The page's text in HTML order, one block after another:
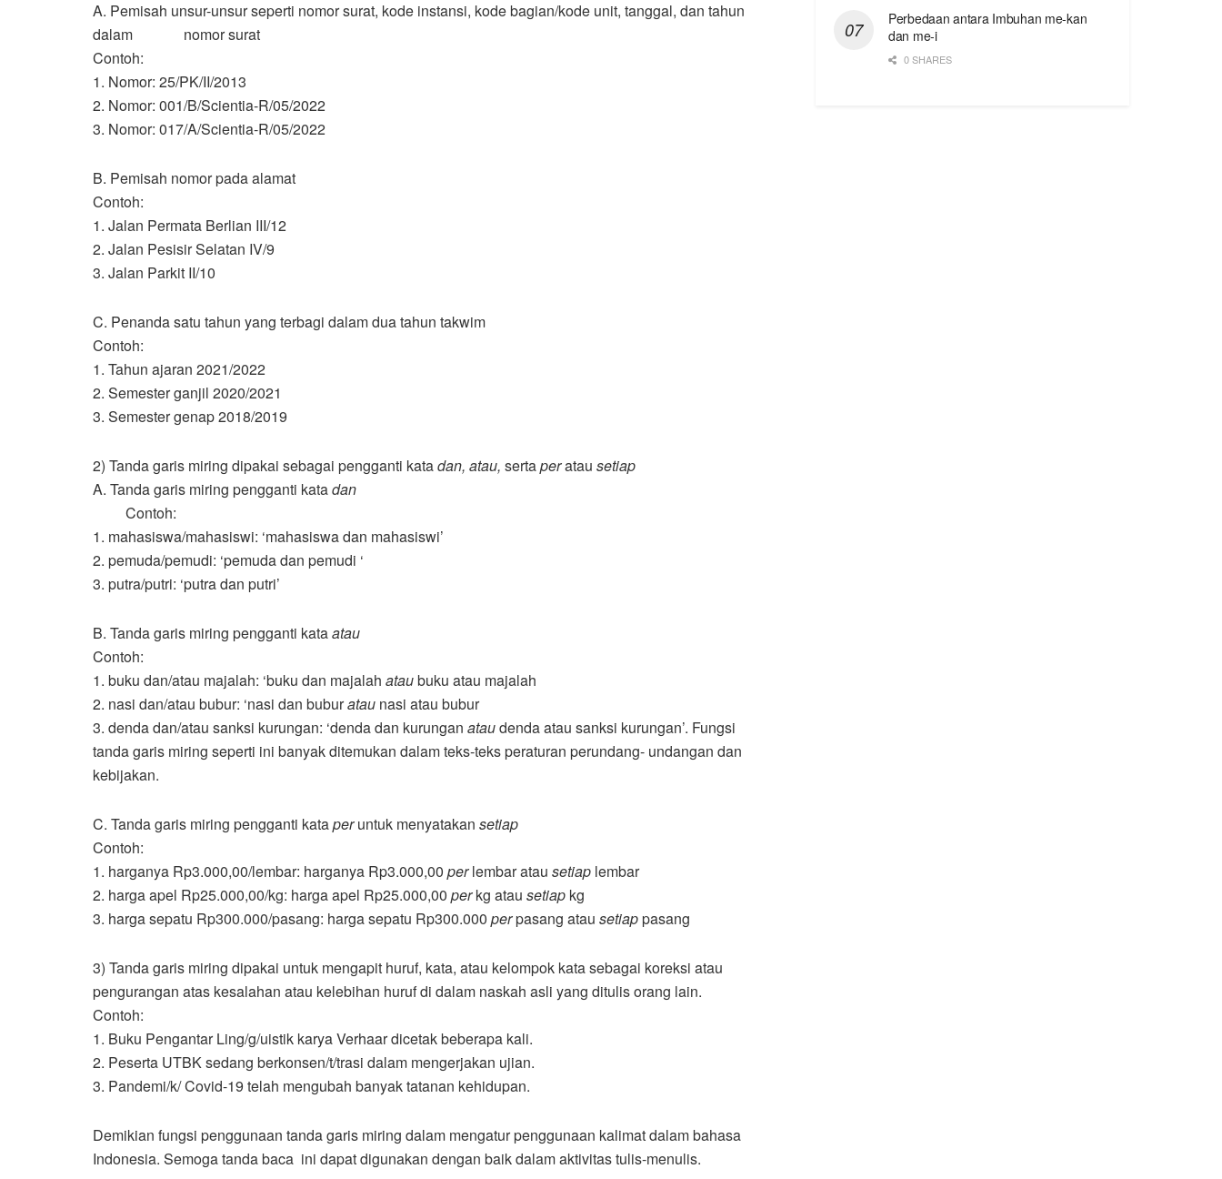
A. Pemisah unsur-unsur seperti nomor surat, kode instansi, kode bagian/kode unit, tanggal, dan tahun
dalam nomor surat
Contoh:
1. Nomor: 25/PK/II/2013
2. Nomor: 001/B/Scientia-R/05/2022
3. Nomor: 017/A/Scientia-R/05/2022
B. Pemisah nomor pada alamat
Contoh:
1. Jalan Permata Berlian III/12
2. Jalan Pesisir Selatan IV/9
3. Jalan Parkit II/10
C. Penanda satu tahun yang terbagi dalam dua tahun takwim
Contoh:
1. Tahun ajaran 2021/2022
2. Semester ganjil 2020/2021
3. Semester genap 2018/2019
2) Tanda garis miring dipakai sebagai pengganti katadan, atau, sertaperatau setiap
A. Tanda garis miring pengganti katadan
Contoh:
1. mahasiswa/mahasiswi: ‘mahasiswa dan mahasiswi’
2. pemuda/pemudi: ‘pemuda dan pemudi ‘
3. putra/putri: ‘putra dan putri’
B. Tanda garis miring pengganti kataatau
Contoh:
1. buku dan/atau majalah: ‘buku dan majalah ataubuku atau majalah
2. nasi dan/atau bubur: ‘nasi dan buburatau nasi atau bubur
3. denda dan/atau sanksi kurungan: ‘denda dan kurungan ataudenda atau sanksi kurungan’. Fungsi
tanda garis miring seperti ini banyak ditemukan dalam teks-teks peraturan perundang- undangan dan
kebijakan.
C. Tanda garis miring pengganti kataperuntuk menyatakan setiap
Contoh:
1. harganya Rp3.000,00/lembar: harganya Rp3.000,00 perlembar atau setiap lembar
2. harga apel Rp25.000,00/kg: harga apel Rp25.000,00 perkg atau setiap kg
3. harga sepatu Rp300.000/pasang: harga sepatu Rp300.000 perpasang atau setiappasang
3) Tanda garis miring dipakai untuk mengapit huruf, kata, atau kelompok kata sebagai koreksi atau
pengurangan atas kesalahan atau kelebihan huruf di dalam naskah asli yang ditulis orang lain.
Contoh:
1. Buku Pengantar Ling/g/uistik karya Verhaar dicetak beberapa kali.
2. Peserta UTBK sedang berkonsen/t/trasi dalam mengerjakan ujian.
3. Pandemi/k/ Covid-19 telah mengubah banyak tatanan kehidupan.
Demikian fungsi penggunaan tanda garis miring dalam mengatur penggunaan kalimat dalam bahasa
Indonesia. Semoga tanda baca ini dapat digunakan dengan baik dalam aktivitas tulis-menulis.
Perbedaan antara Imbuhan me-kan
dan me-i
0 SHARES